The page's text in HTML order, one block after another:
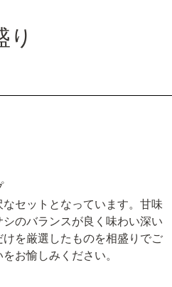
り
セットとなっています。甘味
のバランスが良く味わい深い
を厳選したものを相盛りでご
お愉しみください。